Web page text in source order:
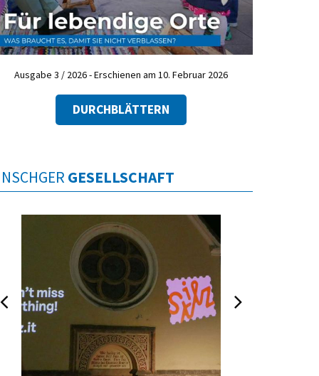
Ausgabe 3 / 2026 - Erschienen am 10. Februar 2026
DURCHBLÄTTERN
GESELLSCHAFT